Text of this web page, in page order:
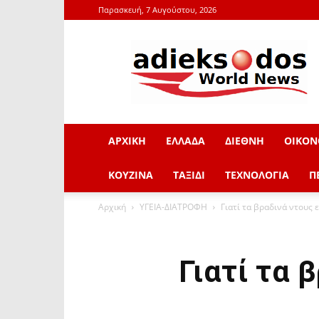
Παρασκευή, 7 Αυγούστου, 2026
adieksodos.gr
ΑΡΧΙΚΗ ΕΛΛΑΔΑ ΔΙΕΘΝΗ
ΚΟΥΖΙΝΑ ΤΑΞΙΔΙ ΤΕΧΝΟΛΟΓΙΑ
Αρχική ΥΓΕΙΑ-ΔΙΑΤΡΟΦΗ Γιατί τα βραδινά ντους
Γιατί τα